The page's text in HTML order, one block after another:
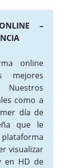
–
online
mejores
como a
día de
que le
visualizar
en HD de